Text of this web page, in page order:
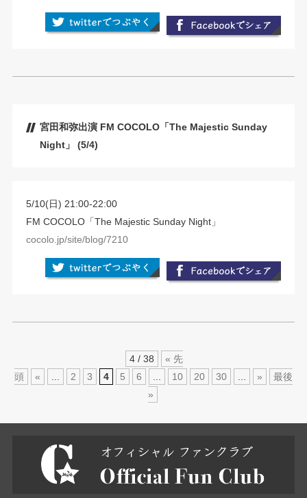
宮田和弥出演 FM COCOLO「The Majestic Sunday
Night」 (5/4)
5/10(日) 21:00-22:00
FM COCOLO「The Majestic Sunday Night」
cocolo.jp/site/blog/7210
4 / 38
« 先
頭
« 2 3 4 5 6 10 20 30 »
最後
»